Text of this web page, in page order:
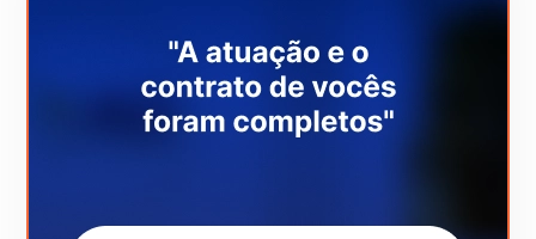
Veja este Case